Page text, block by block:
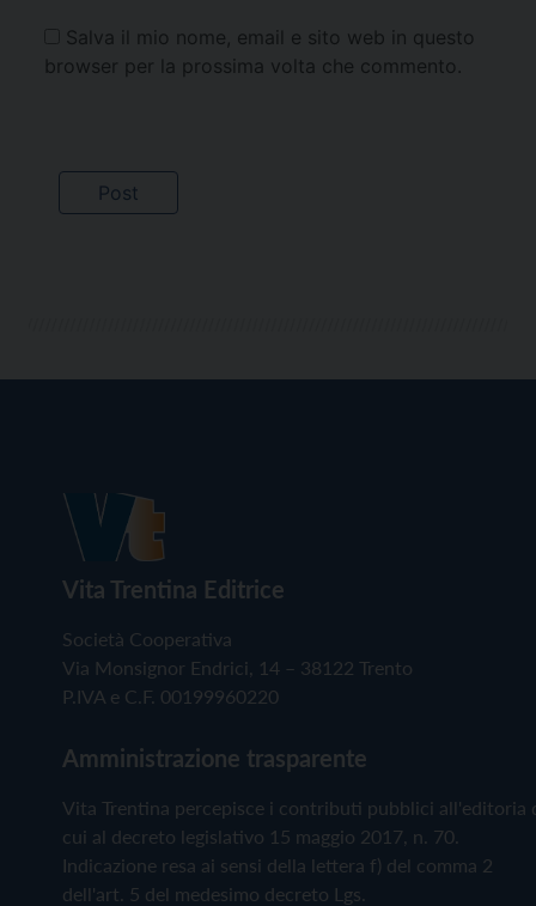
Salva il mio nome, email e sito web in questo
browser per la prossima volta che commento.
Vita Trentina Editrice
Società Cooperativa
Via Monsignor Endrici, 14 – 38122 Trento
P.IVA e C.F. 00199960220
Amministrazione trasparente
Vita Trentina percepisce i contributi pubblici all'editoria
cui al decreto legislativo 15 maggio 2017, n. 70.
Indicazione resa ai sensi della lettera f) del comma 2
dell'art. 5 del medesimo decreto Lgs.